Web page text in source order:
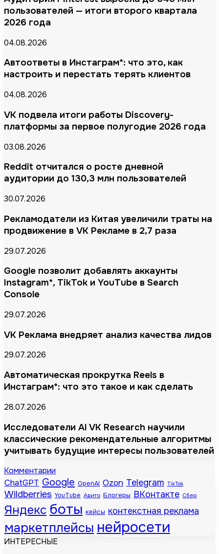
пользователей — итоги второго квартала
2026 года
04.08.2026
Автоответы в Инстаграм*: что это, как
настроить и перестать терять клиентов
04.08.2026
VK подвела итоги работы Discovery-
платформы за первое полугодие 2026 года
03.08.2026
Reddit отчитался о росте дневной
аудитории до 130,3 млн пользователей
30.07.2026
Рекламодатели из Китая увеличили траты на
продвижение в VK Рекламе в 2,7 раза
29.07.2026
Google позволит добавлять аккаунты
Instagram*, TikTok и YouTube в Search
Console
29.07.2026
VK Реклама внедряет анализ качества лидов
29.07.2026
Автоматическая прокрутка Reels в
Инстаграм*: что это такое и как сделать
28.07.2026
Исследователи AI VK Research научили
классические рекомендательные алгоритмы
учитывать будущие интересы пользователей
Комментарии
ChatGPT Google OpenAI Ozon Telegram TikTok
Wildberries YouTube Авито Блогеры ВКонтакте Сбер
Яндекс боты кейсы контекстная реклама
маркетплейсы нейросети
ИНТЕРЕСНЫЕ